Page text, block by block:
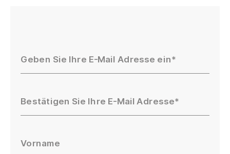
Geben Sie Ihre E-Mail Adresse ein
Bestätigen Sie Ihre E-Mail Adresse
Vorname